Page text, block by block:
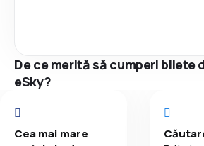
De ce merită să cumperi bilete
eSky?
Cea mai mare